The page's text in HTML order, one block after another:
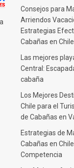
Consejos para
Arriendos
Estrategias
Cabañas en Chile
Las mejores
Central:
cabaña
Los Mejores
Chile para el
de Cabañas en
Estrategias de
Cabañas en
Competencia